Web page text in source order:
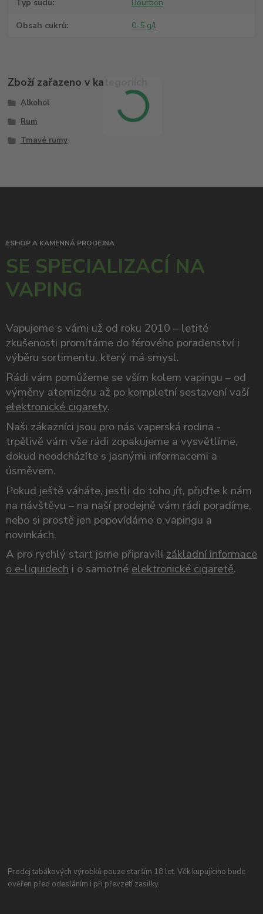
Typ sudu Bourbon
Obsah cukrů 0-5 g/l
Zboží zařazeno v kategoriích
Alkohol
Rum
Tmavé rumy
ESHOP A KAMENNÁ PRODEJNA
SE SPECIALIZACÍ NA
VAPING
Vapujeme s vámi už od roku 2010 – letité
zkušenosti promítáme do férového poradenství i
výběru sortimentu, který má smysl.
Rádi vám pomůžeme se vším kolem vapingu – od
výměny atomizéru až po kompletní sestavení vaší
elektronické cigarety.
Naši zákazníci jsou pro nás vaperská rodina -
trpělivě vám vše rádi zopakujeme a vysvětlíme,
dokud neodcházíte s jasnými informacemi a
úsměvem.
Pokud ještě váháte, jestli do toho jít, přijďte k nám
na návštěvu – na naší prodejně vám rádi poradíme,
nebo si prostě jen popovídáme o vapingu a
novinkách.
A pro rychlý start jsme připravili základní informace
o e-liquidech i o samotnéelektronické cigaretě.
Prodej tabákových výrobků pouze starším 18 let. Věk kupujícího bude
ověřen před odesláním i při převzetí zasilky.